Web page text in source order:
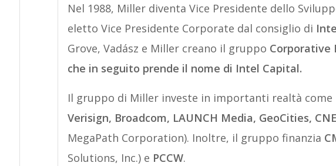
Nel 1988, Miller diventa Vice Presidente dello
eletto Vice Presidente Corporate dal consiglio di
Grove, Vadász e Miller creano il gruppo Corporative
che in seguito prende il nome di Intel Capital.
Il gruppo di Miller investe in importanti realtà come
Verisign, Broadcom, LAUNCH Media, GeoCities,
MegaPath Corporation). Inoltre, il gruppo finanzia
Solutions, Inc.) e PCCW.